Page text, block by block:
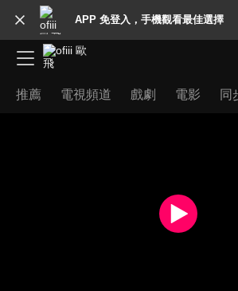
APP 免登入，手機觀看最佳選擇
推薦 電視頻道 戲劇 電影 同